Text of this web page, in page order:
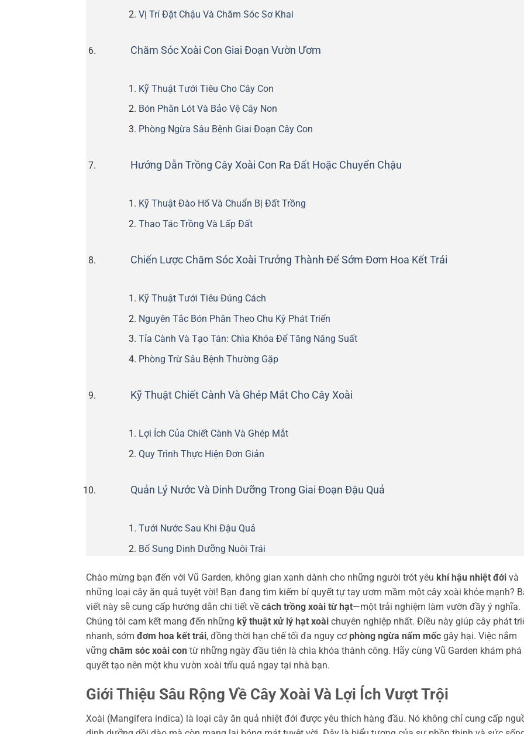
Vị Trí Đặt Chậu Và Chăm Sóc Sơ Khai
Chăm Sóc Xoài Con Giai Đoạn Vườn Ươm
Kỹ Thuật Tưới Tiêu Cho Cây Con
Bón Phân Lót Và Bảo Vệ Cây Non
Phòng Ngừa Sâu Bệnh Giai Đoạn Cây Con
Hướng Dẫn Trồng Cây Xoài Con Ra Đất Hoặc Chuyển Chậu
Kỹ Thuật Đào Hố Và Chuẩn Bị Đất Trồng
Thao Tác Trồng Và Lấp Đất
Chiến Lược Chăm Sóc Xoài Trưởng Thành Để Sớm Đơm Hoa Kết Trái
Kỹ Thuật Tưới Tiêu Đúng Cách
Nguyên Tắc Bón Phân Theo Chu Kỳ Phát Triển
Tỉa Cành Và Tạo Tán: Chìa Khóa Để Tăng Năng Suất
Phòng Trừ Sâu Bệnh Thường Gặp
Kỹ Thuật Chiết Cành Và Ghép Mắt Cho Cây Xoài
Lợi Ích Của Chiết Cành Và Ghép Mắt
Quy Trình Thực Hiện Đơn Giản
Quản Lý Nước Và Dinh Dưỡng Trong Giai Đoạn Đậu Quả
Tưới Nước Sau Khi Đậu Quả
Bổ Sung Dinh Dưỡng Nuôi Trái
Chào mừng bạn đến với Vũ Garden, không gian xanh dành cho những người trót yêu khí hậu nhiệt đới và
những loại cây ăn quả tuyệt vời! Bạn đang tìm kiếm bí quyết tự tay ươm mầm một cây xoài khỏe mạnh?
viết này sẽ cung cấp hướng dẫn chi tiết về cách trồng xoài từ hạt—một trải nghiệm làm vườn đầy ý nghĩa.
Chúng tôi cam kết mang đến những kỹ thuật xử lý hạt xoài chuyên nghiệp nhất. Điều này giúp cây phát
nhanh, sớm đơm hoa kết trái, đồng thời hạn chế tối đa nguy cơ phòng ngừa nấm mốc gây hại. Việc nắm
vững chăm sóc xoài con từ những ngày đầu tiên là chìa khóa thành công. Hãy cùng Vũ Garden khám phá
quyết tạo nên một khu vườn xoài trĩu quả ngay tại nhà bạn.
Giới Thiệu Sâu Rộng Về Cây Xoài Và Lợi Ích Vượt Trội
Xoài (Mangifera indica) là loại cây ăn quả nhiệt đới được yêu thích hàng đầu. Nó không chỉ cung cấp